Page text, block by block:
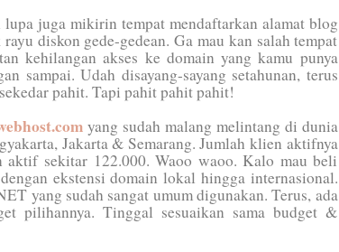
juga mikirin tempat mendaftarkan alamat blog
diskon gede-gedean. Ga mau kan salah tempat
kehilangan akses ke domain yang kamu punya
sampai. Udah disayang-sayang setahunan, terus
pahit. Tapi pahit pahit pahit!
yang sudah malang melintang di dunia
Jakarta & Semarang. Jumlah klien aktifnya
sekitar 122.000. Waoo waoo. Kalo mau beli
ekstensi domain lokal hingga internasional.
yang sudah sangat umum digunakan. Terus, ada
pilihannya. Tinggal sesuaikan sama budget &